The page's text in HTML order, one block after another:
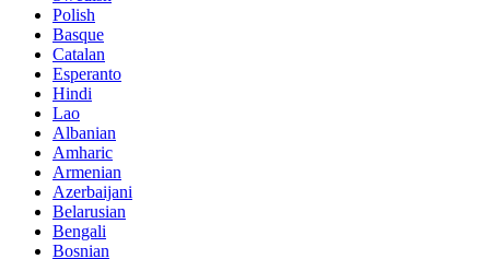
Polish
Basque
Catalan
Esperanto
Hindi
Lao
Albanian
Amharic
Armenian
Azerbaijani
Belarusian
Bengali
Bosnian